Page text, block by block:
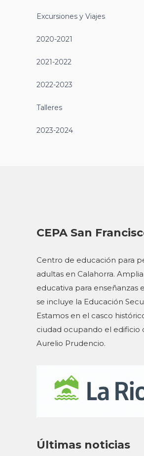
Excursiones y Viajes
2020-2021
2021-2022
2022-2023
Talleres
2023-2024
CEPA San
Centro de educación para
adultas en Calahorra.
educativa para enseñanzas
se incluye la Educación
Estamos en el casco
ciudad ocupando el edificio
Aurelio Prudencio.
Últimas noticias